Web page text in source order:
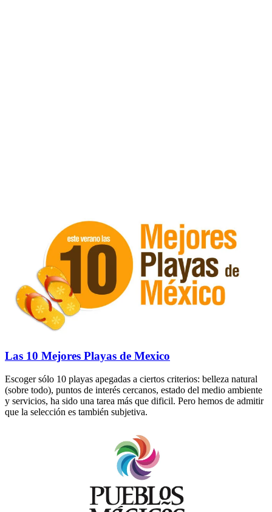
Las 10 Mejores Playas de Mexico
Escoger sólo 10 playas apegadas a ciertos criterios: belleza natural
(sobre todo), puntos de interés cercanos, estado del medio ambiente
y servicios, ha sido una tarea más que dificil. Pero hemos de admitir
que la selección es también subjetiva.